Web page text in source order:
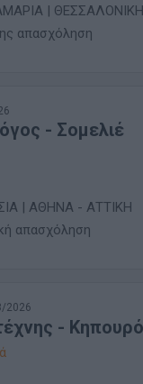
| ΘΕΣΣΑΛΟΝΙΚΗ
απασχόληση
- Σομελιέ
| ΑΘΗΝΑ - ΑΤΤΙΚΗ
απασχόληση
2026
-